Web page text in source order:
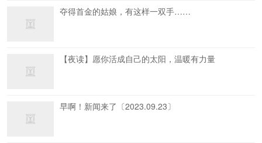
夺得首金的姑娘，有这样一双手……
【夜读】愿你活成自己的太阳，温暖有力量
早啊！新闻来了〔2023.09.23〕